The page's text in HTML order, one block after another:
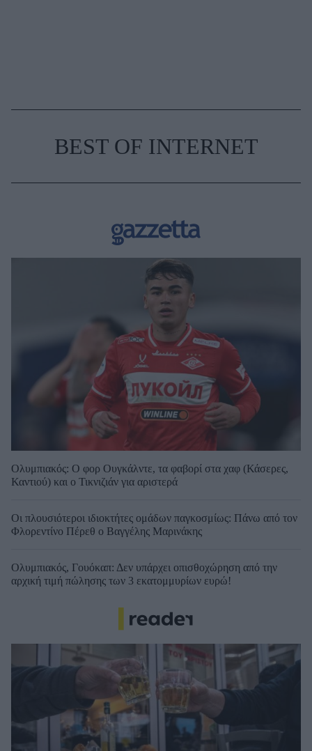
BEST OF INTERNET
Ολυμπιακός: Ο φορ Ουγκάλντε, τα φαβορί στα χαφ (Κάσερες,
Καντιού) και ο Τικνιζιάν για αριστερά
Οι πλουσιότεροι ιδιοκτήτες ομάδων παγκοσμίως: Πάνω από τον
Φλορεντίνο Πέρεθ ο Βαγγέλης Μαρινάκης
Ολυμπιακός, Γουόκαπ: Δεν υπάρχει οπισθοχώρηση από την
αρχική τιμή πώλησης των 3 εκατομμυρίων ευρώ!